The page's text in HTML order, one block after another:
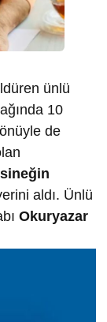
ünlü
10
de
aldı. Ünlü
Okuryazar